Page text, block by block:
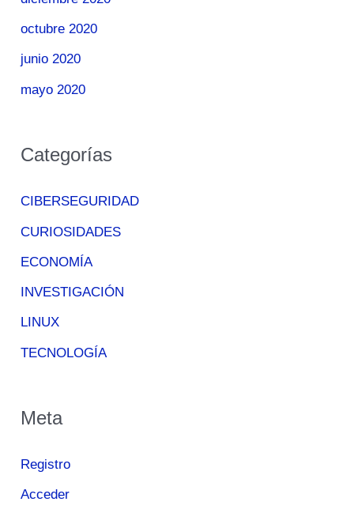
octubre 2020
junio 2020
mayo 2020
Categorías
CIBERSEGURIDAD
CURIOSIDADES
ECONOMÍA
INVESTIGACIÓN
LINUX
TECNOLOGÍA
Meta
Registro
Acceder